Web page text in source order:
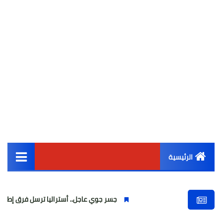
الرئيسية
أخبار مصر
جسر جوي عاجل.. أستراليا ترسل فرق إطفاء إلى فرنسا